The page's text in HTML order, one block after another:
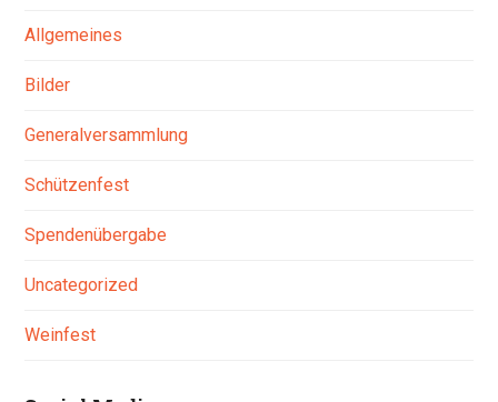
Allgemeines
Bilder
Generalversammlung
Schützenfest
Spendenübergabe
Uncategorized
Weinfest